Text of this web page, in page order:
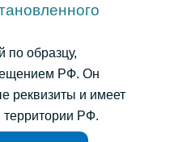
по образцу,
РФ. Он
реквизиты и имеет
территории РФ.